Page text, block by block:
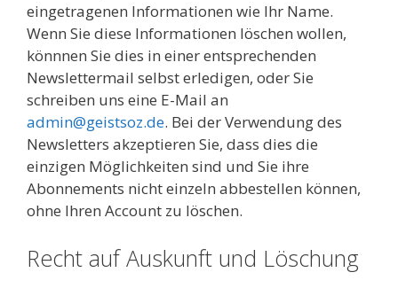
eingetragenen Informationen wie Ihr Name.
Wenn Sie diese Informationen löschen wollen,
könnnen Sie dies in einer entsprechenden
Newslettermail selbst erledigen, oder Sie
schreiben uns eine E-Mail an
admin@geistsoz.de. Bei der Verwendung des
Newsletters akzeptieren Sie, dass dies die
einzigen Möglichkeiten sind und Sie ihre
Abonnements nicht einzeln abbestellen können,
ohne Ihren Account zu löschen.
Recht auf Auskunft und Löschung